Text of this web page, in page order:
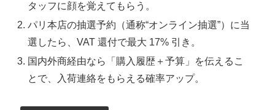
タッフに顔を覚えてもらう。
パリ本店の抽選予約（通称“オンライン抽選”）に当
選したら、VAT 還付で最大 17% 引き。
国内外商経由なら「購入履歴＋予算」を伝えるこ
とで、入荷連絡をもらえる確率アップ。